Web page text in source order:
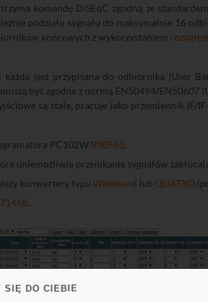
SIĘ DO CIEBIE
komendę DiSEqC zgodną ze
podziału sygnału do maksymalnie 16
końcowych z wykorzystaniem
jest przypisana do odbiornika (User
być zgodne z normą EN50494/EN50607
są stałe, pracuje jako przemiennik IF/
PC102W R80561 .
uniemożliwia przenikanie sygnałów
konwertery typu Wideband lub QUATRO.
.